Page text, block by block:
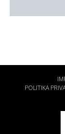
POLITIKA